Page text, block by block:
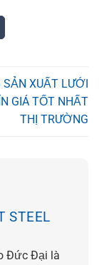
SẢN XUẤT LƯỚI
GIÁ TỐT NHẤT
THỊ TRƯỜNG
STEEL
Đức Đại là